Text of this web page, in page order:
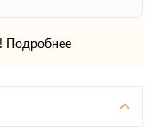
Подробнее